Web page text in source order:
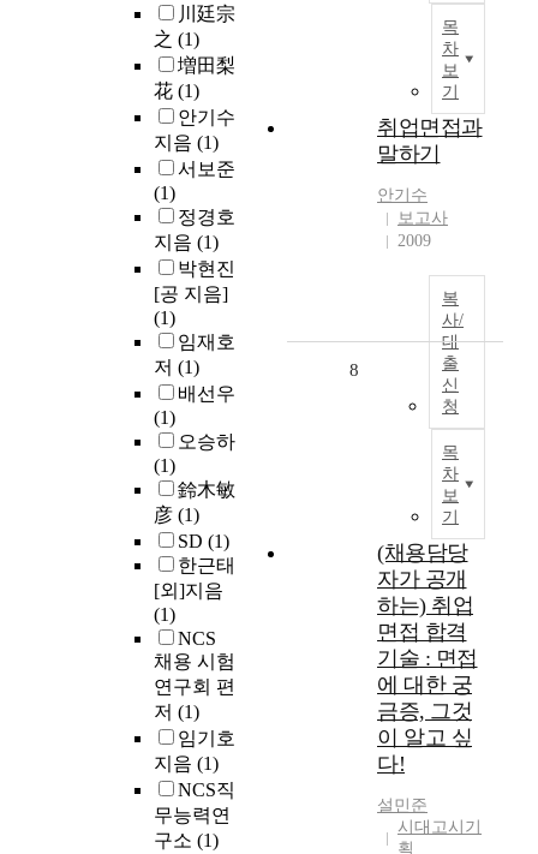
川廷宗
之 (1)
増田梨
花 (1)
안기수
지음 (1)
서보준
(1)
정경호
지음 (1)
박현진
[공 지음]
(1)
임재호
저 (1)
배선우
(1)
오승하
(1)
鈴木敏
彦 (1)
SD (1)
한근태
[외]지음
(1)
NCS
채용 시험
연구회 편
저 (1)
임기호
지음 (1)
NCS직
무능력연
구소 (1)
목
차
보
기
취업면접과
말하기
안기수
보고사
2009
복
사/
대
출
신
청
목
차
보
기
8
(채용담당
자가 공개
하는) 취업
면접 합격
기술 : 면접
에 대한 궁
금증, 그것
이 알고 싶
다!
설민준
시대고시기
획